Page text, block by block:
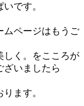
です。
ムページはもうご
しく。をこころが
ざいましたら
ます。